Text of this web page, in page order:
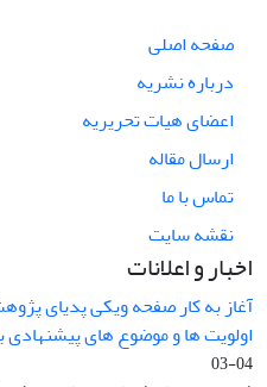
صفحه اصلی
درباره نشریه
اعضای هیات تحریریه
ارسال مقاله
تماس با ما
نقشه سایت
اخبار و اعلانات
آغاز به کار صفحه ویکی پدیای
اولویت ها و موضوع های پیشنهادی
04-03